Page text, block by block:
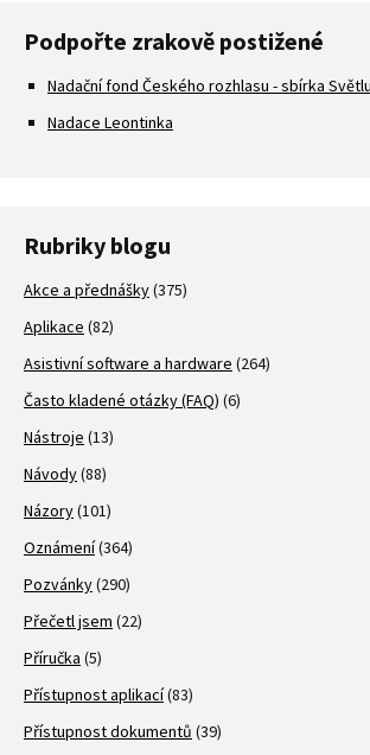
Podpořte zrakově postižené
Nadační fond Českého rozhlasu - sbírka
Nadace Leontinka
Rubriky blogu
Akce a přednášky(375)
Aplikace (82)
Asistivní software a hardware (264)
Často kladené otázky (FAQ) (6)
Nástroje (13)
Návody(88)
Názory(101)
Oznámení(364)
Pozvánky(290)
Přečetl jsem (22)
Příručka (5)
Přístupnost aplikací(83)
Přístupnost dokumentů (39)